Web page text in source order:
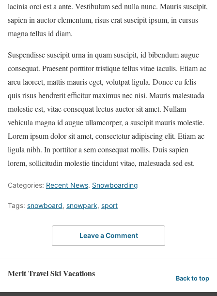
lacinia orci est a ante. Vestibulum sed nulla nunc. Mauris suscipit,
sapien in auctor elementum, risus erat suscipit ipsum, in cursus
magna tellus id diam.
Suspendisse suscipit urna in quam suscipit, id bibendum augue
consequat. Praesent porttitor tristique tellus vitae iaculis. Etiam ac
arcu laoreet, mattis mauris eget, volutpat ligula. Donec eu felis
quis risus hendrerit efficitur maximus nec nisi. Mauris malesuada
molestie est, vitae consequat lectus auctor sit amet. Nullam
vehicula magna id augue ullamcorper, a suscipit mauris molestie.
Lorem ipsum dolor sit amet, consectetur adipiscing elit. Etiam ac
ligula nibh. In porttitor a sem consequat mollis. Duis sapien
lorem, sollicitudin molestie tincidunt vitae, malesuada sed est.
Categories: Recent News, Snowboarding
Tags: snowboard, snowpark, sport
Leave a Comment
Merit Travel Ski Vacations Back to top